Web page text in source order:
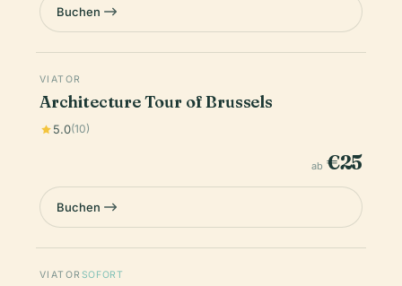
Buchen
VIATOR
Architecture Tour of Brussels
5.0(10)
ab €25
Buchen
VIATOR SOFORT